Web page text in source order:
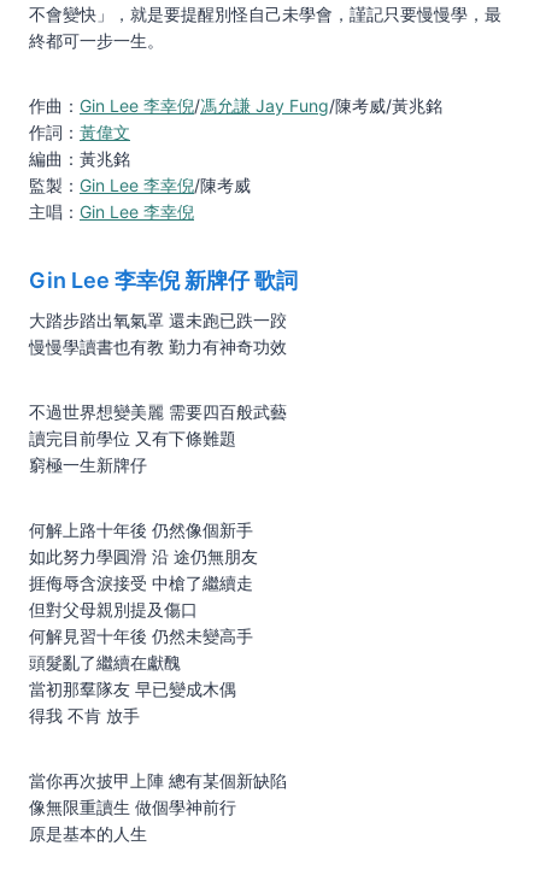
不會變快」，就是要提醒別怪自己未學會，謹記只要慢慢學，最
終都可一步一生。
作曲： Gin Lee 李幸倪/馮允謙 Jay Fung/陳考威/黃兆銘
作詞： 黃偉文
編曲：黃兆銘
監製： Gin Lee 李幸倪/陳考威
主唱： Gin Lee 李幸倪
Gin Lee 李幸倪新牌仔 歌詞
大踏步踏出氧氣罩 還未跑已跌一跤
慢慢學讀書也有教 勤力有神奇功效
不過世界想變美麗 需要四百般武藝
讀完目前學位 又有下條難題
窮極一生新牌仔
何解上路十年後 仍然像個新手
如此努力學圓滑 沿 途仍無朋友
捱侮辱含淚接受 中槍了繼續走
但對父母親別提及傷口
何解見習十年後 仍然未變高手
頭髮亂了繼續在獻醜
當初那羣隊友 早已變成木偶
得我 不肯 放手
當你再次披甲上陣 總有某個新缺陷
像無限重讀生 做個學神前行
原是基本的人生